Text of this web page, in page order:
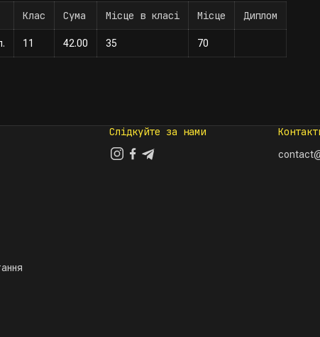
Клас Сума Місце в класі Місце Диплом
11 42.00 35 70
Слідкуйте за нами